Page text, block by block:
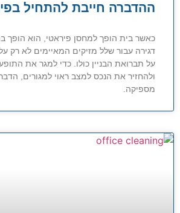
ההדברה חייבת להתחיל
כאשר בית הופך למחסן פיראטי, הוא הופך
דגירה עבור שלל מזיקים המאיימים לא רק
על תברואת הבניין כולו. כדי למגר את
ולהחזיר את הנכס למצב ראוי למגורים,
מספיקה.